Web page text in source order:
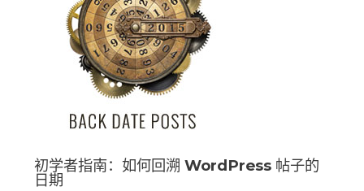
初学者指南：如何回溯 WordPress 帖子的
日期